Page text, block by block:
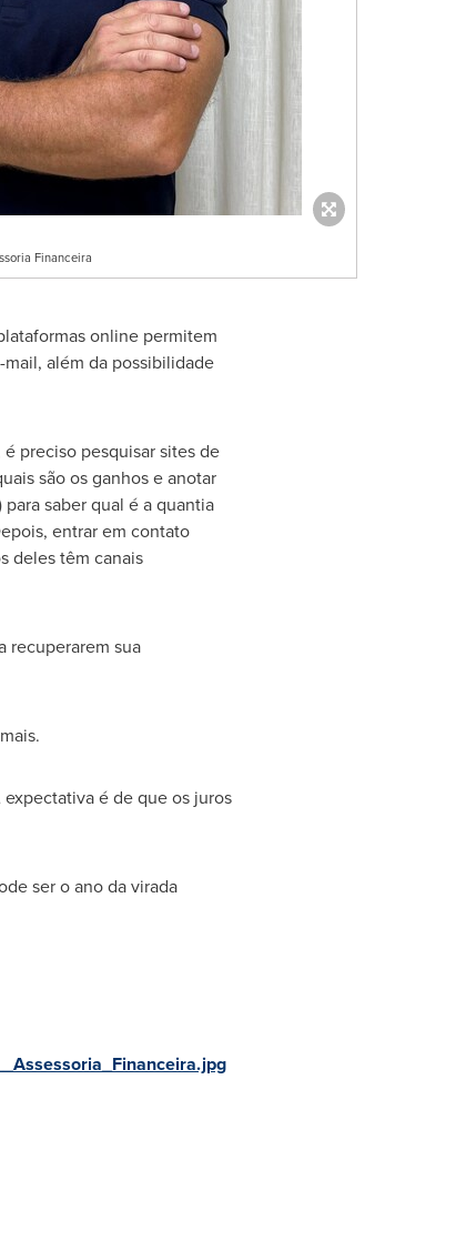
Financeira
online permitem
além da possibilidade
preciso pesquisar sites de
são os ganhos e anotar
saber qual é a quantia
entrar em contato
deles têm canais
recuperarem sua
é de que os juros
ser o ano da virada